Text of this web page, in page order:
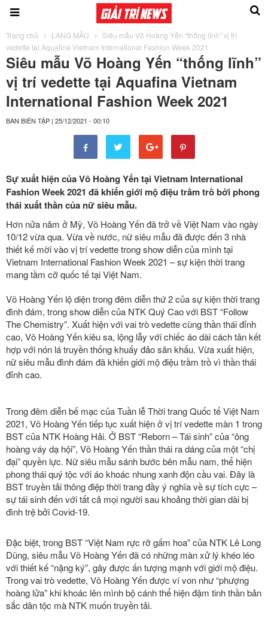
Trang chủ LÀNG MẪU
Siêu mẫu Võ Hoàng Yến “thống lĩnh” vị trí
vedette tại Aquafina Vietnam International Fashion Week 2021
Siêu mẫu Võ Hoàng Yến “thống lĩnh”
vị trí vedette tại Aquafina Vietnam
International Fashion Week 2021
BAN BIÊN TẬP | 25/12/2021 - 00:10
Sự xuất hiện của Võ Hoàng Yến tại Vietnam International
Fashion Week 2021 đã khiến giới mộ điệu trầm trồ bởi phong
thái xuất thần của nữ siêu mẫu.
Hơn nửa năm ở Mỹ, Võ Hoàng Yến đã trở về Việt Nam vào ngày
10/12 vừa qua. Vừa về nước, nữ siêu mẫu đã được đến 3 nhà
thiết kế mời vào vị trí vedette trong show diễn của mình tại
Vietnam International Fashion Week 2021 – sự kiện thời trang
mang tầm cỡ quốc tế tại Việt Nam.
Võ Hoàng Yến lộ diện trong đêm diễn thứ 2 của sự kiện thời trang
đình đám, trong show diễn của NTK Quý Cao với BST “Follow
The Chemistry”. Xuất hiện với vai trò vedette cùng thần thái đỉnh
cao, Võ Hoàng Yến kiêu sa, lộng lẫy với chiếc áo dài cách tân kết
hợp với nón lá truyền thống khuấy đảo sân khấu. Vừa xuất hiện,
nữ siêu mẫu đình đám đã khiến giới mộ điệu trầm trồ vì thần thái
đỉnh cao.
Trong đêm diễn bế mạc của Tuần lễ Thời trang Quốc tế Việt Nam
2021, Võ Hoàng Yến tiếp tục xuất hiện ở vị trí vedette màn 1 trong
BST của NTK Hoàng Hải. Ở BST “Reborn – Tái sinh” của “ông
hoàng váy dạ hội”, Võ Hoàng Yến thần thái ra dáng của một “chị
đại” quyền lực. Nữ siêu mẫu sánh bước bên mẫu nam, thể hiện
phong thái quý tộc với áo khoác nhung xanh độn cầu vai. Đây là
BST truyền tải thông điệp thời trang đầy ý nghĩa về sự tích cực –
sự tái sinh đến với tất cả mọi người sau khoảng thời gian dài bị
đình trệ bởi Covid-19.
Đặc biệt, trong BST “Việt Nam rực rỡ gấm hoa” của NTK Lê Long
Dũng, siêu mẫu Võ Hoàng Yến đã có những màn xử lý khéo léo
với thiết kế “nặng ký”, gây được ấn tượng mạnh với giới mộ điệu.
Trong vai trò vedette, Võ Hoàng Yến được ví von như “phượng
hoàng lửa” khi khoác lên mình bộ cánh thể hiện đậm tinh thần bản
sắc dân tộc mà NTK muốn truyền tải.